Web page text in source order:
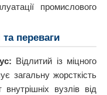
промислового
та переваги
Відлитий із міцного
загальну жорсткість
внутрішніх вузлів від